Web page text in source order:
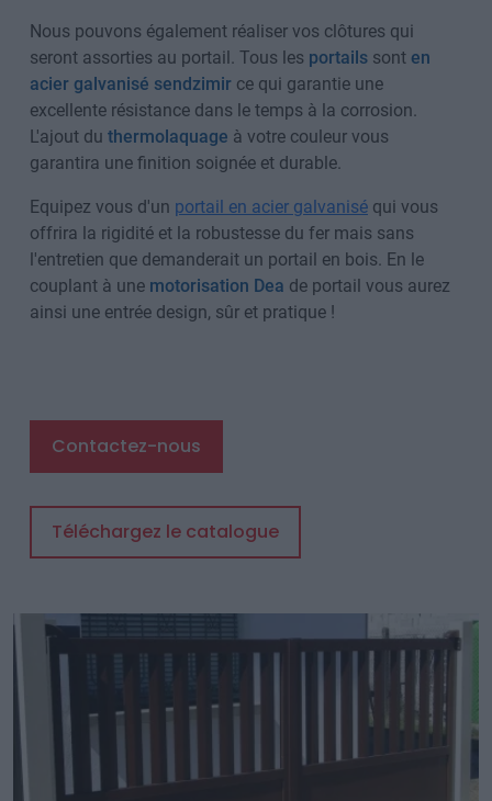
Nous pouvons également réaliser vos clôtures qui
seront assorties au portail. Tous les portails sont en
acier galvanisé sendzimir ce qui garantie une
excellente résistance dans le temps à la corrosion.
L'ajout du thermolaquage à votre couleur vous
garantira une finition soignée et durable.
Equipez vous d'un portail en acier galvanisé qui vous
offrira la rigidité et la robustesse du fer mais sans
l'entretien que demanderait un portail en bois. En le
couplant à une motorisation Dea de portail vous aurez
ainsi une entrée design, sûr et pratique !
Contactez-nous
Téléchargez le catalogue